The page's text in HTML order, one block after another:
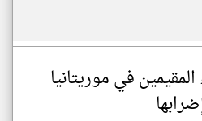
المقيمين في موريتانيا